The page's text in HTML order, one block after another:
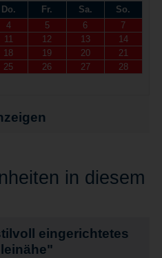
Do. Fr. Sa.
So.
4 5 6
7
11 12 13
14
18 19 20
21
25 26 27
28
in diesem
eingerichtetes